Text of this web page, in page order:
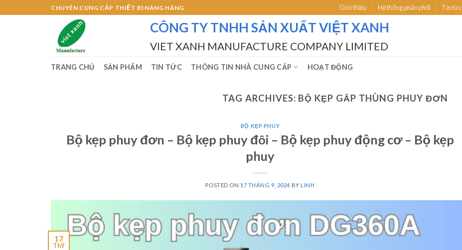
to
CHUYÊN CUNG CẤP THIẾT BỊ NÂNG HÀNG Giới thiệu Hệ thống phân phối Tin tức
CÔNG TY TNHH SẢN XUẤT VIỆT XANH
VIET XANH MANUFACTURE COMPANY LIMITED
TRANG CHỦ SẢN PHẨM TIN TỨC THÔNG TIN NHÀ CUNG CẤP HOẠT ĐỘNG
TAG ARCHIVES: BỘ KẸP GẮP THÙNG PHUY ĐƠN
BỘ KẸP PHUY
Bộ kẹp phuy đơn – Bộ kẹp phuy đôi – Bộ kẹp phuy động cơ – Bộ kẹp
phuy
POSTED ON 17 THÁNG 9, 2024 BYLINH
17
Th9